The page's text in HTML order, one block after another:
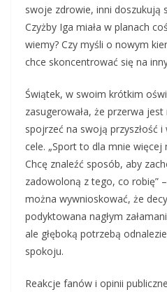
swoje zdrowie, inni doszukują
Czyżby Iga miała w planach
wiemy? Czy myśli o nowym
chce skoncentrować się na
Świątek, w swoim krótkim
zasugerowała, że przerwa
spojrzeć na swoją przyszłość
cele. „Sport to dla mnie więcej
Chcę znaleźć sposób, aby
zadowoloną z tego, co robię”
można wywnioskować, że
podyktowana nagłym
ale głęboką potrzebą
spokoju.
Reakcje fanów i opinii